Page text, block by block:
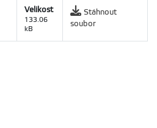
Velikost
133.06
kB
Stáhnout
soubor